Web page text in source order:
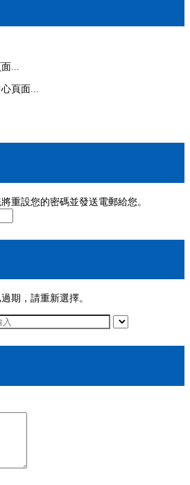
...
頁面...
重設您的密碼並發送電郵給您。
期，請重新選擇。